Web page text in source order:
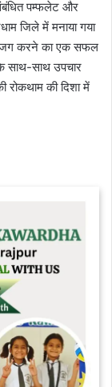
पम्फलेट और
जिले में मनाया गया
सजग करने का एक सफल
साथ-साथ उपचार
रोकथाम की दिशा में